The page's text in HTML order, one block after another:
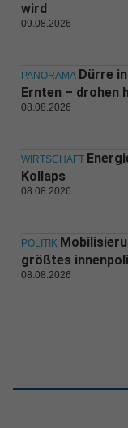
wird
09.08.2026
PANORAMA Dürre
Ernten – drohen
08.08.2026
WIRTSCHAFT
Kollaps
08.08.2026
POLITIK
größtes
08.08.2026